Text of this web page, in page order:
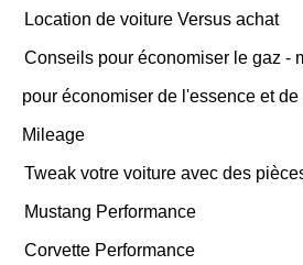
Location de voiture Versus achat
Conseils pour économiser le gaz -
pour économiser de l'essence et
Mileage
Tweak votre voiture avec des
Mustang Performance
Corvette Performance